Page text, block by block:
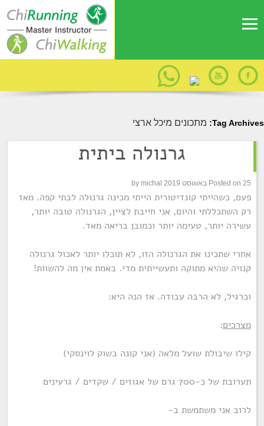
Tag Archives: מתכונים מיכל ארצי
גרנולה ביתית
Posted on 25 באוגוסט 2019 by michal
פעם, כשהייתי קונדיטורית הייתי מכינה גרנולה לבתי קפה. מאז
רק השתכללתי והיום, אני חייבת לציין, הגרנולה טובה יותר,
עשירה יותר, טעימה יותר וכמובן בריאה מאד.
אחרי שתכינו את הגרנולה הזו, לא תוכלו יותר לאכול גרנולה
קנויה שהיא מתוקה ותעשייתית מדי. באמת אין מה להשוות!
וכרגיל, לא הרבה עבודה. אז הנה היא:
מצרכים:
קילו שיבולת שועל מלאה (אני קונה בשוק לוינסקי)
תערובת של כ-700 גרם של אגוזים / שקדים / גרעינים
לרוב אני משתמשת ב-